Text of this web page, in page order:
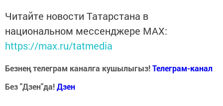
Читайте новости Татарстана в
национальном мессенджере MАХ:
https://max.ru/tatmedia
Безнең телеграм каналга кушылыгыз!Телеграм-канал
Без "Дзен"да!Дзен